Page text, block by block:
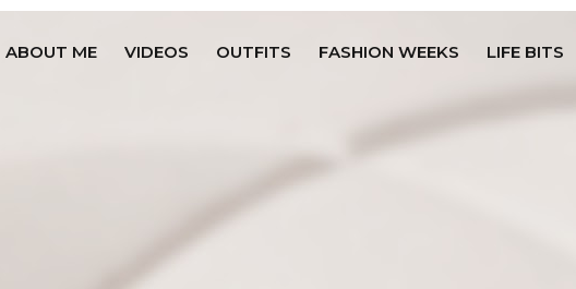
ABOUT ME VIDEOS OUTFITS FASHION WEEKS LIFE BITS